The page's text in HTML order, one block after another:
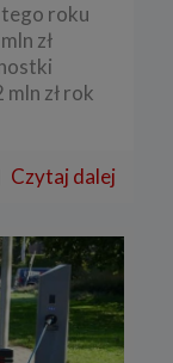
tego roku
zł
zł rok
Czytaj dalej